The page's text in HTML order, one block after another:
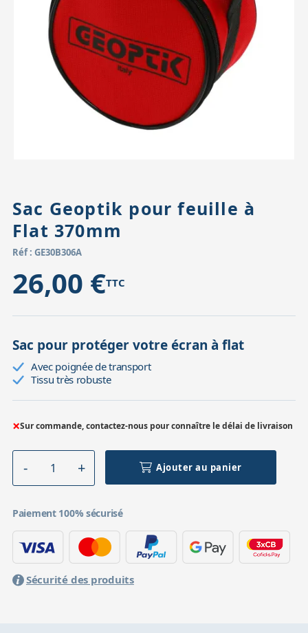
Accessoires pour montures
Têtes
Pièces détachées
Sac Geoptik pour feuille à
Flat 370mm
Réf : GE30B306A
26,00 €TTC
Sac pour protéger votre écran à flat
Avec poignée de transport
Tissu très robuste
×Sur commande, contactez-nous pour connaître le délai de livraison
Ajouter au panier
Paiement 100% sécurisé
Sécurité des produits